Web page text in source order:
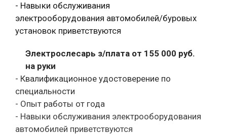
- Навыки обслуживания
электрооборудования автомобилей/буровых
установок приветствуются
Электрослесарь з/плата от 155 000 руб.
на руки
- Квалификационное удостоверение по
специальности
- Опыт работы от года
- Навыки обслуживания электрооборудования
автомобилей приветствуются